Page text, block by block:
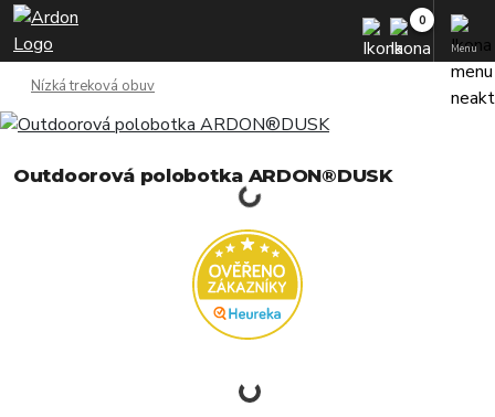
Menu
Nízká treková obuv
Outdoorová polobotka ARDON®DUSK